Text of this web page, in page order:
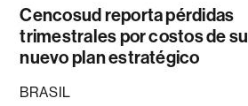
Cencosud reporta pérdidas
trimestrales por costos de su
nuevo plan estratégico
BRASIL